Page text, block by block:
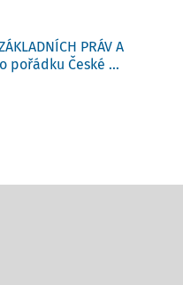
PRÁV A
pořádku České ...